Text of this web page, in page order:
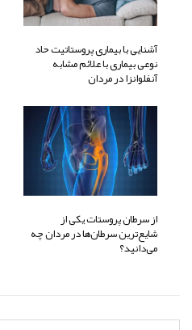
آشنایی با بیماری پروستاتیت حاد
نوعی بیماری با علائم مشابه
آنفلوانزا در مردان
از سرطان پروستات یکی از
شایع‌ترین سرطان‌ها در مردان چه
می‌دانید؟